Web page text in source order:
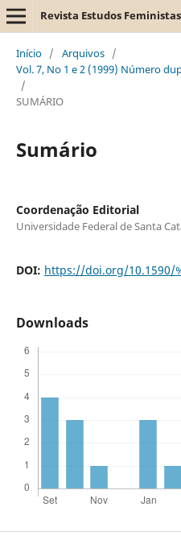
Revista Estudos Feministas
Início / Arquivos /
Vol. 7, No 1 e 2 (1999) Número
/
SUMÁRIO
Sumário
Coordenação Editorial
Universidade Federal de Santa
DOI: https://doi.org/10.1590/
Downloads